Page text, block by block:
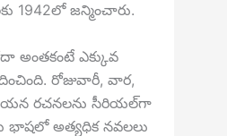
1942లో జన్మించారు.
అంతకంటే ఎక్కువ
రోజువారీ, వార,
రచనలను సీరియల్‌గా
భాషలో అత్యధిక నవలలు